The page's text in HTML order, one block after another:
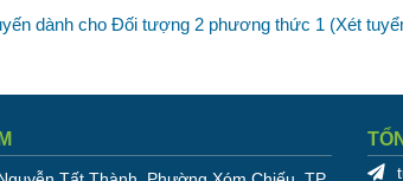
dành cho Đối tượng 2 phương thức 1 (Xét